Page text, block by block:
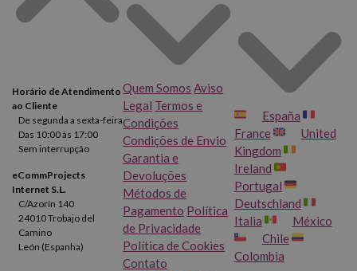
Horário de Atendimento
ao Cliente
De segunda a sexta-feira
Das 10:00 às 17:00
Sem interrupção
eCommProjects
Internet S.L.
C/Azorín 140
24010 Trobajo del
Camino
León (Espanha)
Quem Somos Aviso
Legal Termos e
Condições
Condições de Envio
Garantia e
Devoluções
Métodos de
Pagamento Política
de Privacidade
Política de Cookies
Contato
España
France
United
Kingdom
Ireland
Portugal
Deutschland
Italia
México
Chile
Colombia